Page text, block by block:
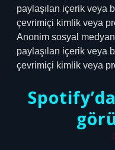
paylaşılan içerik veya
çevrimiçi kimlik veya
Anonim sosyal
paylaşılan içerik veya
çevrimiçi kimlik veya